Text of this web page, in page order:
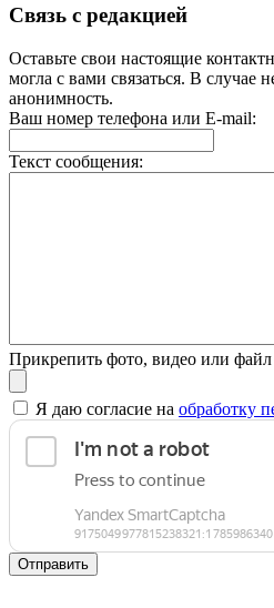
Связь с редакцией
Оставьте свои настоящие
могла с вами связаться. В случае
анонимность.
Ваш номер телефона или E-mail:
Текст сообщения:
Прикрепить фото, видео или файл
Я даю согласие на обработку
Отправить